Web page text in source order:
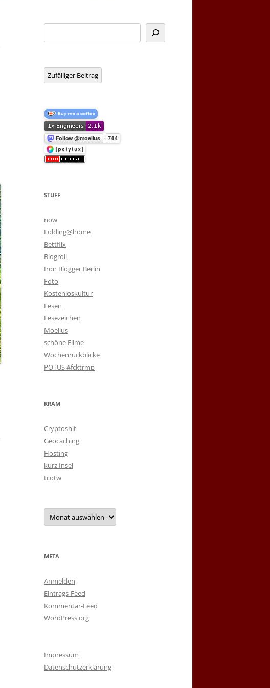
Zufälliger Beitrag
STUFF
now
Folding@home
Bettflix
Blogroll
Iron Blogger Berlin
Foto
Kostenloskultur
Lesen
Lesezeichen
Moellus
schöne Filme
Wochenrückblicke
POTUS #fcktrmp
KRAM
Cryptoshit
Geocaching
Hosting
kurz Insel
tcotw
Archiv
META
Anmelden
Eintrags-Feed
Kommentar-Feed
WordPress.org
Impressum
Datenschutzerklärung